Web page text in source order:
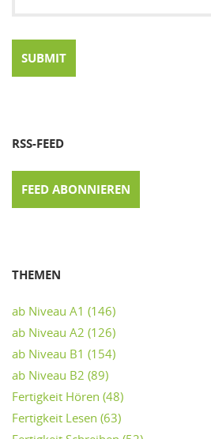
RSS-FEED
FEED ABONNIEREN
THEMEN
ab Niveau A1 (146)
ab Niveau A2 (126)
ab Niveau B1 (154)
ab Niveau B2 (89)
Fertigkeit Hören (48)
Fertigkeit Lesen (63)